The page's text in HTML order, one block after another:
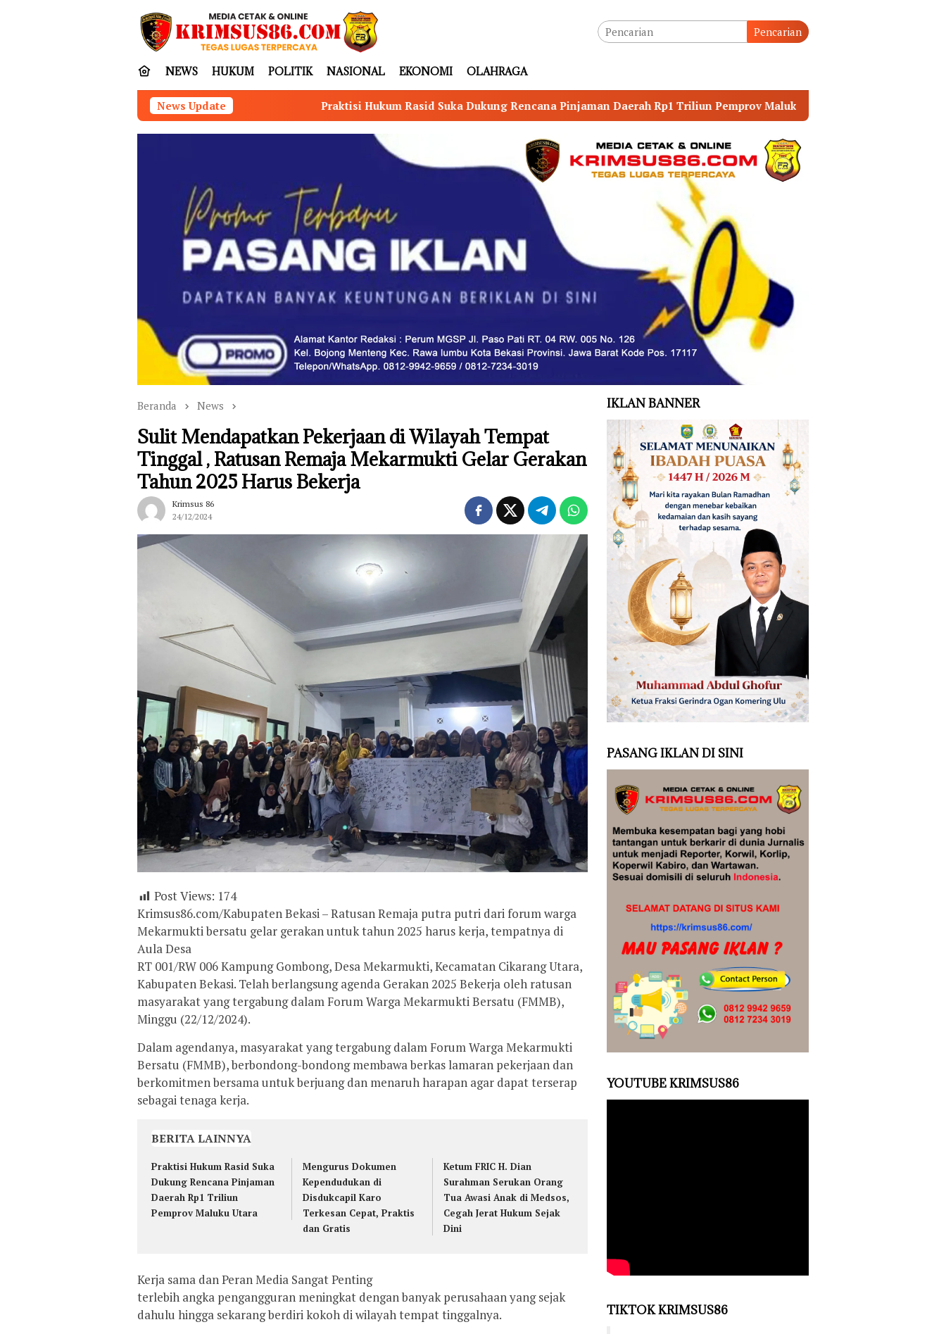
Pencarian
NEWS HUKUM POLITIK NASIONAL EKONOMI OLAHRAGA
News Update
Praktisi Hukum Rasid Suka Dukung Rencana Pinjaman Daerah Rp1 Triliun Pemprov Maluku Utara Mengurus Dokumen Kependudukan di
Beranda News
Sulit Mendapatkan Pekerjaan di Wilayah Tempat
Tinggal , Ratusan Remaja Mekarmukti Gelar Gerakan
Tahun 2025 Harus Bekerja
Krimsus 86
24/12/2024
Post Views: 174
Krimsus86.com/Kabupaten Bekasi – Ratusan Remaja putra putri dari forum warga
Mekarmukti bersatu gelar gerakan untuk tahun 2025 harus kerja, tempatnya di
Aula Desa
RT 001/RW 006 Kampung Gombong, Desa Mekarmukti, Kecamatan Cikarang Utara,
Kabupaten Bekasi. Telah berlangsung agenda Gerakan 2025 Bekerja oleh ratusan
masyarakat yang tergabung dalam Forum Warga Mekarmukti Bersatu (FMMB),
Minggu (22/12/2024).
Dalam agendanya, masyarakat yang tergabung dalam Forum Warga Mekarmukti
Bersatu (FMMB), berbondong-bondong membawa berkas lamaran pekerjaan dan
berkomitmen bersama untuk berjuang dan menaruh harapan agar dapat terserap
sebagai tenaga kerja.
BERITA LAINNYA
Praktisi Hukum Rasid Suka
Dukung Rencana Pinjaman
Daerah Rp1 Triliun
Pemprov Maluku Utara
Mengurus Dokumen
Kependudukan di
Disdukcapil Karo
Terkesan Cepat, Praktis
dan Gratis
Ketum FRIC H. Dian
Surahman Serukan Orang
Tua Awasi Anak di Medsos,
Cegah Jerat Hukum Sejak
Dini
Kerja sama dan Peran Media Sangat Penting
terlebih angka pengangguran meningkat dengan banyak perusahaan yang sejak
dahulu hingga sekarang berdiri kokoh di wilayah tempat tinggalnya.
IKLAN BANNER
PASANG IKLAN DI SINI
YOUTUBE KRIMSUS86
TIKTOK KRIMSUS86